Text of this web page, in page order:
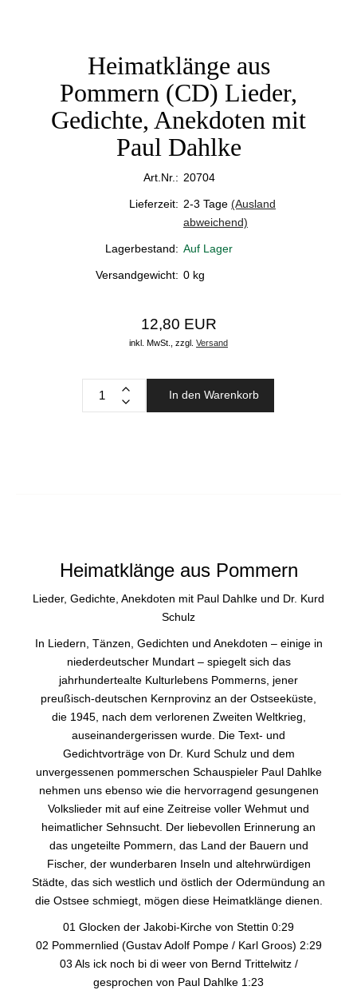
Heimatklänge aus
Pommern (CD) Lieder,
Gedichte, Anekdoten mit
Paul Dahlke
Art.Nr.: 20704
Lieferzeit: 2-3 Tage (Ausland
abweichend)
Lagerbestand: Auf Lager
Versandgewicht: 0 kg
12,80 EUR
inkl. MwSt., zzgl. Versand
In den Warenkorb
Heimatklänge aus Pommern
Lieder, Gedichte, Anekdoten mit Paul Dahlke und Dr. Kurd
Schulz
In Liedern, Tänzen, Gedichten und Anekdoten – einige in
niederdeutscher Mundart – spiegelt sich das
jahrhundertealte Kulturlebens Pommerns, jener
preußisch-deutschen Kernprovinz an der Ostseeküste,
die 1945, nach dem verlorenen Zweiten Weltkrieg,
auseinandergerissen wurde. Die Text- und
Gedichtvorträge von Dr. Kurd Schulz und dem
unvergessenen pommerschen Schauspieler Paul Dahlke
nehmen uns ebenso wie die hervorragend gesungenen
Volkslieder mit auf eine Zeitreise voller Wehmut und
heimatlicher Sehnsucht. Der liebevollen Erinnerung an
das ungeteilte Pommern, das Land der Bauern und
Fischer, der wunderbaren Inseln und altehrwürdigen
Städte, das sich westlich und östlich der Odermündung an
die Ostsee schmiegt, mögen diese Heimatklänge dienen.
01 Glocken der Jakobi-Kirche von Stettin 0:29
02 Pommernlied (Gustav Adolf Pompe / Karl Groos) 2:29
03 Als ick noch bi di weer von Bernd Trittelwitz /
gesprochen von Paul Dahlke 1:23